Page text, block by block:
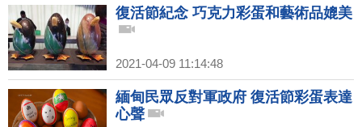
復活節紀念 巧克力彩蛋和藝術品媲美
2021-04-09 11:14:48
緬甸民眾反對軍政府 復活節彩蛋表達
心聲